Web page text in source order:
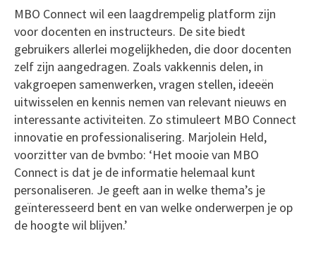
MBO Connect wil een laagdrempelig platform zijn
voor docenten en instructeurs. De site biedt
gebruikers allerlei mogelijkheden, die door docenten
zelf zijn aangedragen. Zoals vakkennis delen, in
vakgroepen samenwerken, vragen stellen, ideeën
uitwisselen en kennis nemen van relevant nieuws en
interessante activiteiten. Zo stimuleert MBO Connect
innovatie en professionalisering. Marjolein Held,
voorzitter van de bvmbo: ‘Het mooie van MBO
Connect is dat je de informatie helemaal kunt
personaliseren. Je geeft aan in welke thema’s je
geïnteresseerd bent en van welke onderwerpen je op
de hoogte wil blijven.’